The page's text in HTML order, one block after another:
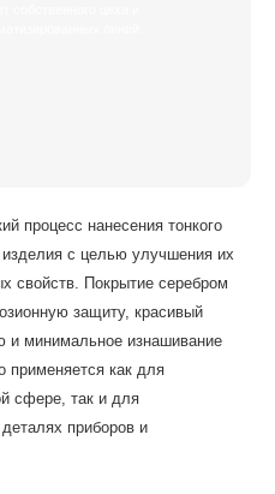
процесс нанесения тонкого
с целью улучшения их
свойств. Покрытие серебром
защиту, красивый
и минимальное изнашивание
применяется как для
сфере, так и для
приборов и